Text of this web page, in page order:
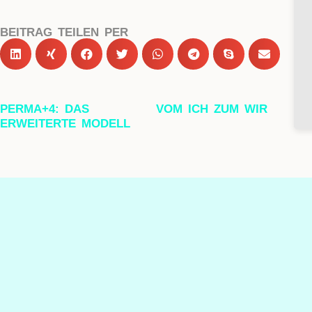
BEITRAG TEILEN PER
PERMA+4: DAS
ERWEITERTE MODELL
VOM ICH ZUM WIR